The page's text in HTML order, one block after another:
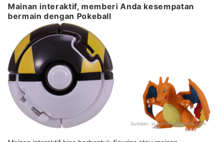
Mainan interaktif, memberi Anda kesempatan
bermain dengan Pokeball
Sumber: id.portal-pokemon.com